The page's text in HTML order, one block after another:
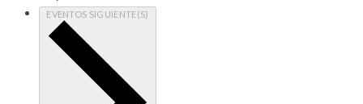
EVENTOS SIGUIENTE(S)